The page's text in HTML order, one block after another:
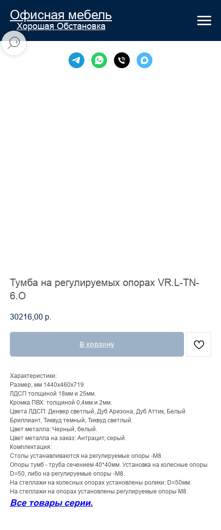
Офисная мебель
Хорошая Обстановка
Тумба на регулируемых опорах VR.L-TN-
6.О
30216,00 р.
В корзину
Характеристики:
Размер, мм 1440х460х719
ЛДСП толщиной 18мм и 25мм.
Кромка ПВХ: толщиной 0,4мм и 2мм.
Цвета ЛДСП: Денвер светлый, Дуб Аризона, Дуб Аттик, Белый
Бриллиант, Тиквуд темный, Тиквуд светлый.
Цвет металла: Черный, белый.
Цвет металла на заказ: Антрацит, серый.
Комплектация:
Столы устанавливаются на регулируемые опоры -М8.
Опоры тумб - труба сечением 40*40мм. Установка на колесные опоры
D=50, либо на регулируемые опоры -М8.
На стеллажи на колесных опорах установлены ролики: D=50мм.
На стеллажи на опорах установлены регулируемые опоры М8.
Все товары серии.